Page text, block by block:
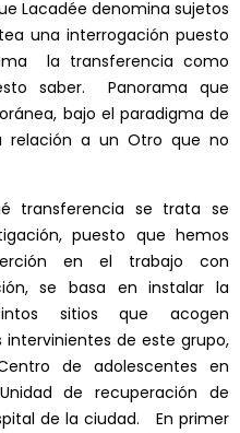
Lacadée denomina sujetos
una interrogación puesto
la transferencia como
saber. Panorama que
bajo el paradigma de
relación a un Otro que no
transferencia se trata se
puesto que hemos
en el trabajo con
se basa en instalar la
sitios que acogen
de este grupo,
de adolescentes en
de recuperación de
de la ciudad. En primer